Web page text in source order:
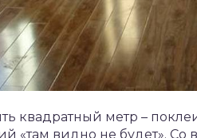
квадратный метр –
«там видно не будет».